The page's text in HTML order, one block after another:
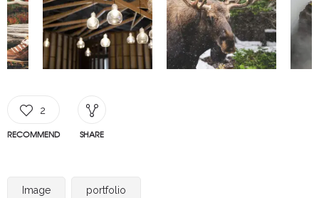
2
RECOMMEND SHARE
Image portfolio